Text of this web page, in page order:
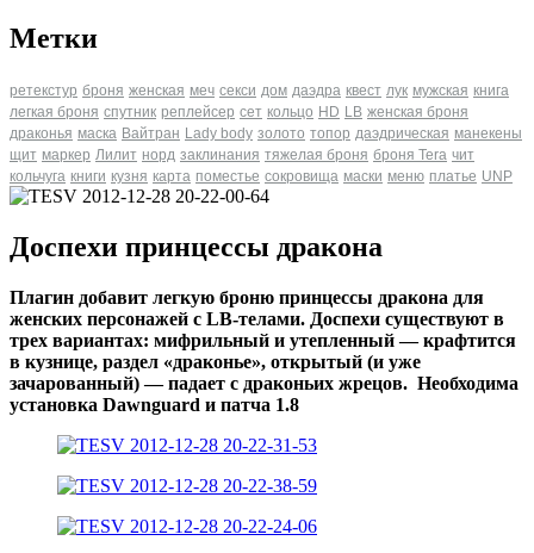
Метки
ретекстур броня женская меч секси дом даэдра квест лук мужская книга
легкая броня спутник реплейсер сет кольцо HD LB женская броня
драконья маска Вайтран Lady body золото топор даэдрическая манекены
щит маркер Лилит норд заклинания тяжелая броня броня Tera чит
кольчуга книги кузня карта поместье сокровища маски меню платье UNP
Доспехи принцессы дракона
Плагин добавит легкую броню принцессы дракона для
женских персонажей с LB-телами. Доспехи существуют в
трех вариантах: мифрильный и утепленный — крафтится
в кузнице, раздел «драконье», открытый (и уже
зачарованный) — падает с драконьих жрецов. Необходима
установка Dawnguard и патча 1.8